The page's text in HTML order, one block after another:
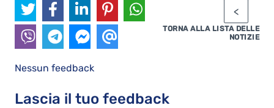
TORNA ALLA LISTA DELLE
NOTIZIE
Nessun feedback
Lascia il tuo feedback